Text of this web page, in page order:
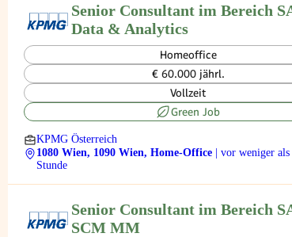
Senior Consultant im Bereich
Data & Analytics
Homeoffice
€ 60.000 jährl.
Vollzeit
Green Job
KPMG Österreich
1080 Wien, 1090 Wien, Home-Office
| vor weniger
Stunde
Senior Consultant im Bereich
SCM MM